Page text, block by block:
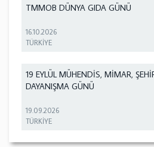
TMMOB DÜNYA GIDA GÜNÜ
16.10.2026
TÜRKİYE
19 EYLÜL MÜHENDİS, MİMAR,
DAYANIŞMA GÜNÜ
19.09.2026
TÜRKİYE